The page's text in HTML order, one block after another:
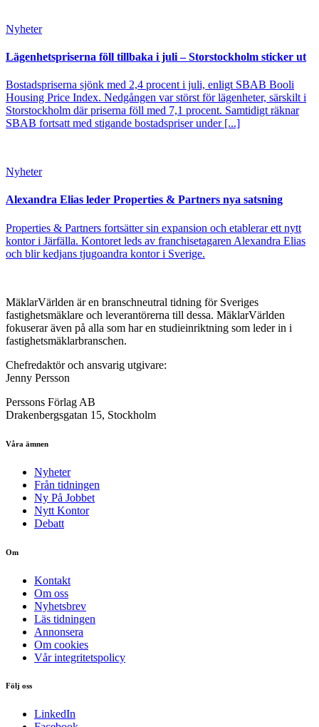
Nyheter
Lägenhetspriserna föll tillbaka i juli – Storstockholm sticker ut
Bostadspriserna sjönk med 2,4 procent i juli, enligt SBAB Booli
Housing Price Index. Nedgången var störst för lägenheter, särskilt i
Storstockholm där priserna föll med 7,1 procent. Samtidigt räknar
SBAB fortsatt med stigande bostadspriser under [...]
Nyheter
Alexandra Elias leder Properties & Partners nya satsning
Properties & Partners fortsätter sin expansion och etablerar ett nytt
kontor i Järfälla. Kontoret leds av franchisetagaren Alexandra Elias
och blir kedjans tjugoandra kontor i Sverige.
MäklarVärlden är en branschneutral tidning för Sveriges
fastighetsmäklare och leverantörerna till dessa. MäklarVärlden
fokuserar även på alla som har en studieinriktning som leder in i
fastighetsmäklarbranschen.
Chefredaktör och ansvarig utgivare:
Jenny Persson
Perssons Förlag AB
Drakenbergsgatan 15, Stockholm
Våra ämnen
Nyheter
Från tidningen
Ny På Jobbet
Nytt Kontor
Debatt
Om
Kontakt
Om oss
Nyhetsbrev
Läs tidningen
Annonsera
Om cookies
Vår integritetspolicy
Följ oss
LinkedIn